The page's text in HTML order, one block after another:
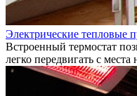
Электрические тепловые
Встроенный термостат
легко передвигать с места